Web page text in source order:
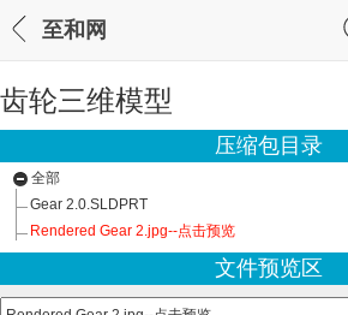
至和网
齿轮三维模型
压缩包目录
全部
Gear 2.0.SLDPRT
Rendered Gear 2.jpg--点击预览
文件预览区